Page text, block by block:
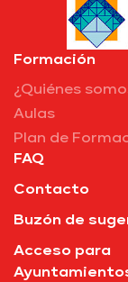
Formación
¿Quiénes
Aulas
Plan de
FAQ
Contacto
Buzón de
Acceso para